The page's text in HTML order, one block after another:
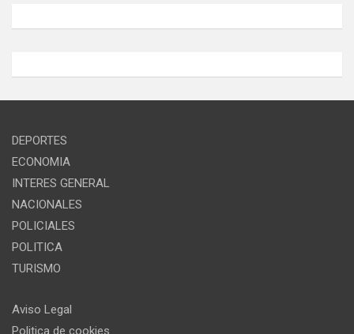
DEPORTES
ECONOMIA
INTERES GENERAL
NACIONALES
POLICIALES
POLITICA
TURISMO
Aviso Legal
Politica de cookies